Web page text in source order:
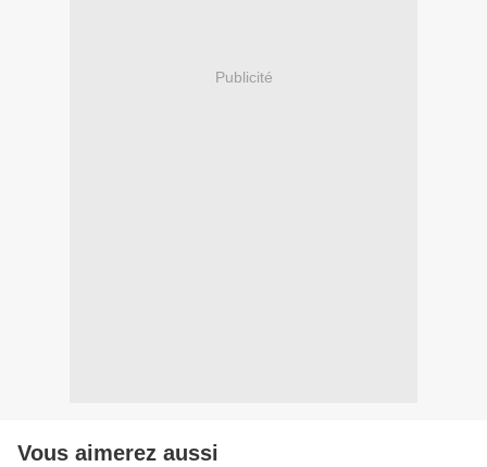
Publicité
Vous aimerez aussi